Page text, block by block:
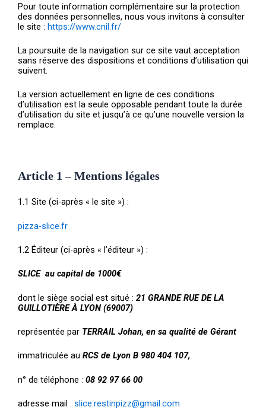
Pour toute information complémentaire sur la protection
des données personnelles, nous vous invitons à consulter
le site : https://www.cnil.fr/
La poursuite de la navigation sur ce site vaut acceptation
sans réserve des dispositions et conditions d’utilisation qui
suivent.
La version actuellement en ligne de ces conditions
d’utilisation est la seule opposable pendant toute la durée
d’utilisation du site et jusqu’à ce qu’une nouvelle version la
remplace.
Article 1 – Mentions légales
1.1 Site (ci-après « le site ») :
pizza-slice.fr
1.2 Éditeur (ci-après « l’éditeur ») :
SLICE au capital de 1000€
dont le siège social est situé : 21 GRANDE RUE DE LA
GUILLOTIÈRE À LYON (69007)
représentée par TERRAIL Johan, en sa qualité de Gérant
immatriculée au RCS de Lyon B 980 404 107,
n° de téléphone : 08 92 97 66 00
adresse mail : slice.restinpizz@gmail.com